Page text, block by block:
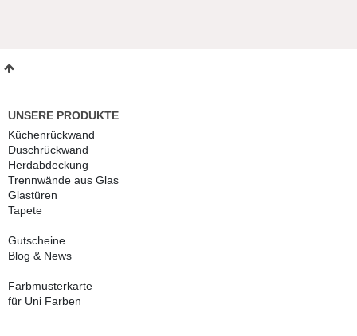
UNSERE PRODUKTE
Küchenrückwand
Duschrückwand
Herdabdeckung
Trennwände aus Glas
Glastüren
Tapete
Gutscheine
Blog & News
Farbmusterkarte
für Uni Farben